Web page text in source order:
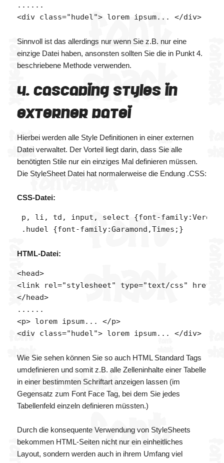
......
<div class="hudel"> lorem ipsum... </div>
Sinnvoll ist das allerdings nur wenn Sie z.B. nur eine
einzige Datei haben, ansonsten sollten Sie die in Punkt 4.
beschriebene Methode verwenden.
4. Cascading Styles in
externer Datei
Hierbei werden alle Style Definitionen in einer externen
Datei verwaltet. Der Vorteil liegt darin, dass Sie alle
benötigten Stile nur ein einziges Mal definieren müssen.
Die StyleSheet Datei hat normalerweise die Endung .CSS:
CSS-Datei:
p, li, td, input, select {font-
HTML-Datei:
<head>
<link rel="stylesheet" type="text/css"
</head>
......
<p> lorem ipsum... </p>
<div class="hudel"> lorem ipsum... </div>
Wie Sie sehen können Sie so auch HTML Standard Tags
umdefinieren und somit z.B. alle Zelleninhalte einer Tabelle
in einer bestimmten Schriftart anzeigen lassen (im
Gegensatz zum Font Face Tag, bei dem Sie jedes
Tabellenfeld einzeln definieren müssten.)
Durch die konsequente Verwendung von StyleSheets
bekommen HTML-Seiten nicht nur ein einheitliches
Layout, sondern werden auch in ihrem Umfang viel